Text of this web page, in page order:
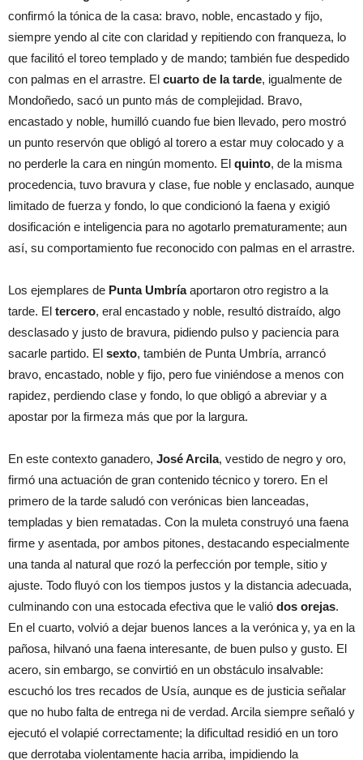
confirmó la tónica de la casa: bravo, noble, encastado y fijo,
siempre yendo al cite con claridad y repitiendo con franqueza, lo
que facilitó el toreo templado y de mando; también fue despedido
con palmas en el arrastre. El cuarto de la tarde, igualmente de
Mondoñedo, sacó un punto más de complejidad. Bravo,
encastado y noble, humilló cuando fue bien llevado, pero mostró
un punto reservón que obligó al torero a estar muy colocado y a
no perderle la cara en ningún momento. El quinto, de la misma
procedencia, tuvo bravura y clase, fue noble y enclasado, aunque
limitado de fuerza y fondo, lo que condicionó la faena y exigió
dosificación e inteligencia para no agotarlo prematuramente; aun
así, su comportamiento fue reconocido con palmas en el arrastre.
Los ejemplares de Punta Umbríaaportaron otro registro a la
tarde. El tercero, eral encastado y noble, resultó distraído, algo
desclasado y justo de bravura, pidiendo pulso y paciencia para
sacarle partido. El sexto, también de Punta Umbría, arrancó
bravo, encastado, noble y fijo, pero fue viniéndose a menos con
rapidez, perdiendo clase y fondo, lo que obligó a abreviar y a
apostar por la firmeza más que por la largura.
En este contexto ganadero, José Arcila, vestido de negro y oro,
firmó una actuación de gran contenido técnico y torero. En el
primero de la tarde saludó con verónicas bien lanceadas,
templadas y bien rematadas. Con la muleta construyó una faena
firme y asentada, por ambos pitones, destacando especialmente
una tanda al natural que rozó la perfección por temple, sitio y
ajuste. Todo fluyó con los tiempos justos y la distancia adecuada,
culminando con una estocada efectiva que le valió dos orejas.
En el cuarto, volvió a dejar buenos lances a la verónica y, ya en la
pañosa, hilvanó una faena interesante, de buen pulso y gusto. El
acero, sin embargo, se convirtió en un obstáculo insalvable:
escuchó los tres recados de Usía, aunque es de justicia señalar
que no hubo falta de entrega ni de verdad. Arcila siempre señaló y
ejecutó el volapié correctamente; la dificultad residió en un toro
que derrotaba violentamente hacia arriba, impidiendo la